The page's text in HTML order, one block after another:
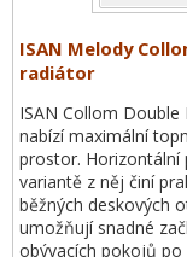
ISAN Melody
radiátor
ISAN Collom
nabízí maximální
prostor. Horizontální
variantě z něj činí
běžných deskových
umožňují snadné
obývacích pokojů po